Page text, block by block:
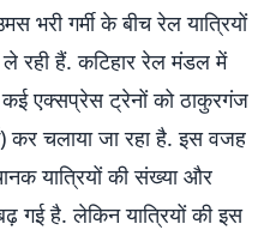
भरी गर्मी के बीच रेल यात्रियों
रही हैं. कटिहार रेल मंडल में
एक्सप्रेस ट्रेनों को ठाकुरगंज
कर चलाया जा रहा है. इस वजह
यात्रियों की संख्या और
गई है. लेकिन यात्रियों की इस